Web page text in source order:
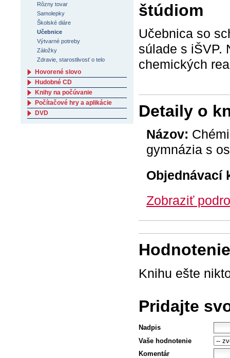
štúdiom
Učebnica so
súlade s iŠVP.
chemických
Detaily o
Názov:
gymnázia s
Objednávací
Zobraziť
Knihu ešte
Pridajte
Nadpis
Vaše hodnotenie
Komentár
Rôzny tovar
Samolepky
Školské diáre
Učebnice
Výtvarné potreby
Záložky
Zdravie, starostlivosť o telo
Hovorené slovo
Hudobné CD
Knihy na počúvanie
Počítačové hry a aplikácie
DVD